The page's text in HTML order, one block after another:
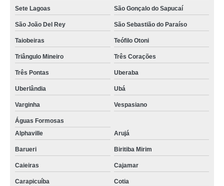
Sete Lagoas São Gonçalo do Sapucaí
São João Del Rey São Sebastião do Paraíso
Taiobeiras Teófilo Otoni
Triângulo Mineiro Três Corações
Três Pontas Uberaba
Uberlândia Ubá
Varginha Vespasiano
Águas Formosas
Alphaville
Arujá
Barueri Biritiba Mirim
Caieiras Cajamar
Carapicuíba Cotia